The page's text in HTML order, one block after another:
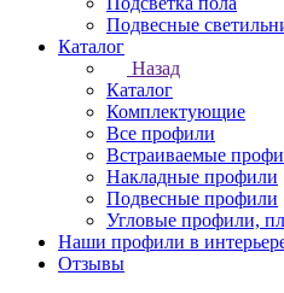
Подвесные
Каталог
Назад
Каталог
Комплектующие
Все профили
Встраиваемые
Накладные профили
Подвесные профили
Угловые профили,
Наши профили в
Отзывы